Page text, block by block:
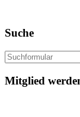
Suche
Mitglied